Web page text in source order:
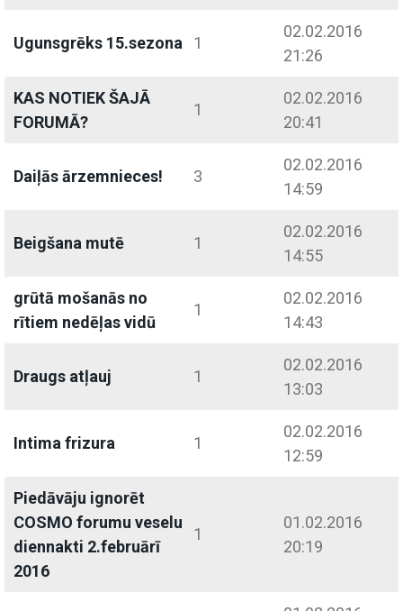
Ugunsgrēks 15.sezona 1
02.02.2016
21:26
KAS NOTIEK ŠAJĀ
FORUMĀ?
1
02.02.2016
20:41
Daiļās ārzemnieces! 3
02.02.2016
14:59
Beigšana mutē 1
02.02.2016
14:55
grūtā mošanās no
rītiem nedēļas vidū
1
02.02.2016
14:43
Draugs atļauj 1
02.02.2016
13:03
Intima frizura 1
02.02.2016
12:59
Piedāvāju ignorēt
COSMO forumu veselu
diennakti 2.februārī
2016
1
01.02.2016
20:19